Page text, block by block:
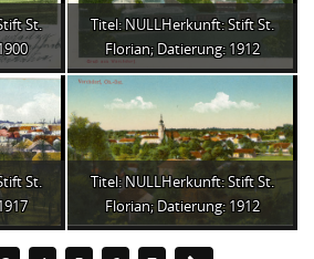
St.
Titel: NULLHerkunft: Stift St.
Florian; Datierung: 1912
St.
Titel: NULLHerkunft: Stift St.
Florian; Datierung: 1912